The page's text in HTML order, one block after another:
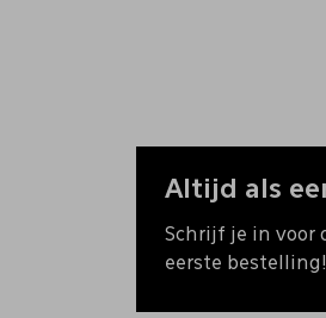
Altijd als
Schrijf je in voor
eerste bestelling!